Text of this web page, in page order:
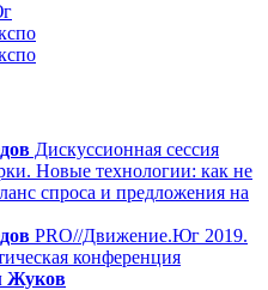
Дискуссионная сессия
Новые технологии: как не
спроса и предложения на
PRO//Движение.Юг 2019.
конференция
Жуков